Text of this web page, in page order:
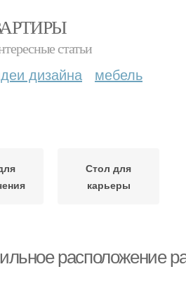
статьи
дизайна мебель
Стол для
карьеры
расположение